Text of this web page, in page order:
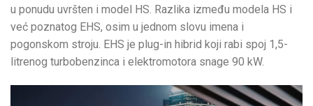
u ponudu uvršten i model HS. Razlika između modela HS i
već poznatog EHS, osim u jednom slovu imena i
pogonskom stroju. EHS je plug-in hibrid koji rabi spoj 1,5-
litrenog turbobenzinca i elektromotora snage 90 kW.